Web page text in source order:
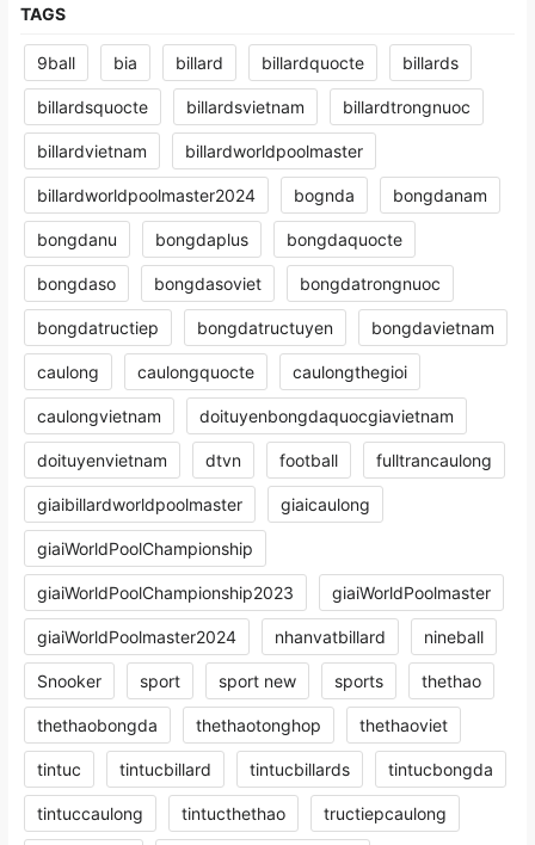
TAGS
9ball bia billard billardquocte billards
billardsquocte billardsvietnam billardtrongnuoc
billardvietnam billardworldpoolmaster
billardworldpoolmaster2024 bognda bongdanam
bongdanu bongdaplus bongdaquocte
bongdaso bongdasoviet bongdatrongnuoc
bongdatructiep bongdatructuyen bongdavietnam
caulong caulongquocte caulongthegioi
caulongvietnam doituyenbongdaquocgiavietnam
doituyenvietnam dtvn football fulltrancaulong
giaibillardworldpoolmaster giaicaulong
giaiWorldPoolChampionship
giaiWorldPoolChampionship2023 giaiWorldPoolmaster
giaiWorldPoolmaster2024 nhanvatbillard nineball
Snooker sport sport new sports thethao
thethaobongda thethaotonghop thethaoviet
tintuc tintucbillard tintucbillards tintucbongda
tintuccaulong tintucthethao tructiepcaulong